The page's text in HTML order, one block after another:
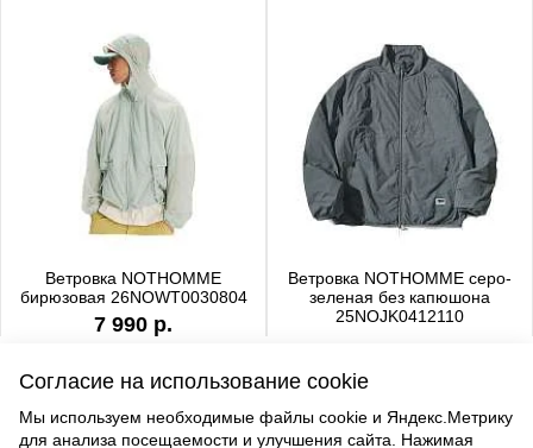
Ветровка NOTHOMME
бирюзовая 26NOWT0030804
7 990 р.
Ветровка NOTHOMME серо-
зеленая без капюшона
25NOJK0412110
Согласие на использование cookie
Мы используем необходимые файлы cookie и Яндекс.Метрику
для анализа посещаемости и улучшения сайта. Нажимая